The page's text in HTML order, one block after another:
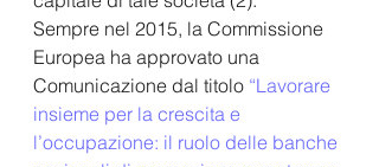
Sempre nel 2015, la Commissione
Europea ha approvato una
Comunicazione dal titolo “Lavorare
insieme per la crescita e
l’occupazione: il ruolo delle banche